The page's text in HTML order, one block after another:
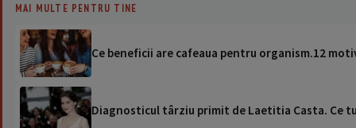
MAI MULTE PENTRU TINE
Ce beneficii are cafeaua pentru organism.12
Diagnosticul târziu primit de Laetitia Casta. Ce